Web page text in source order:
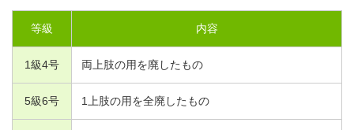
等級 内容
1級4号 両上肢の用を廃したもの
5級6号 1上肢の用を全廃したもの